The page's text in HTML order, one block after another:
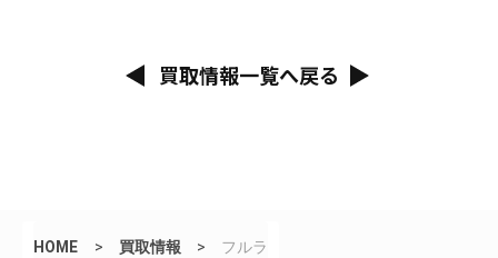
買取情報一覧へ戻る
HOME > 買取情報 > フルラ